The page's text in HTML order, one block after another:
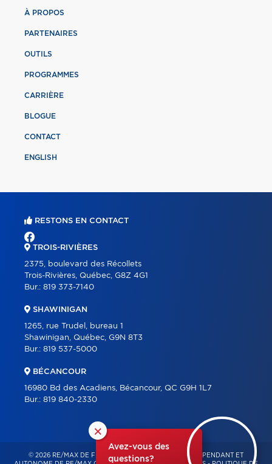
×
Avez-vous des
questions?
À PROPOS
PARTENAIRES
OUTILS
PROGRAMMES
CARRIÈRE
BLOGUE
CONTACT
ENGLISH
RESTONS EN CONTACT
TROIS-RIVIÈRES
2375, boulevard des Récollets
Trois-Rivières, Québec, G8Z 4G1
Bur.: 819 373-7140
SHAWINIGAN
1265, rue Trudel, bureau 1
Shawinigan, Québec, G9N 8T3
Bur.: 819 537-5000
BÉCANCOUR
16980 Bd des Acadiens, Bécancour, QC G9H 1L7
Bur.: 819 840-2330
© 2026 RE/MAX DE FRANCHEVILLE – FRANCHISÉ INDÉPENDANT ET